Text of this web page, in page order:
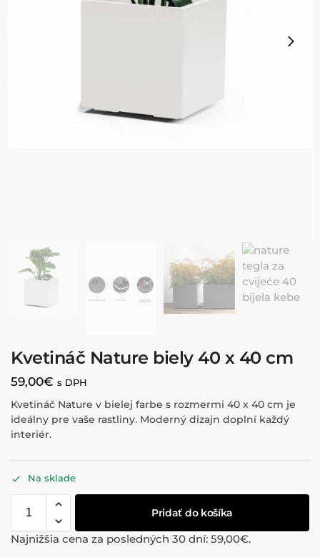
Kvetináč Nature biely 40 x 40 cm
59,00€ s DPH
Kvetináč Nature v bielej farbe s rozmermi 40 x 40 cm je
ideálny pre vaše rastliny. Moderný dizajn doplní každý
interiér.
Na sklade
Pridať do košíka
Najnižšia cena za posledných 30 dní: 59,00€.